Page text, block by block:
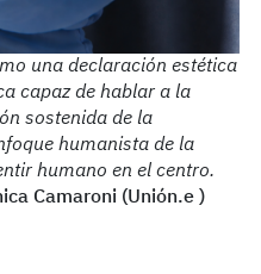
una declaración estética
capaz de hablar a la
sostenida de la
humanista de la
humano en el centro.
Camaroni (Unión.e )